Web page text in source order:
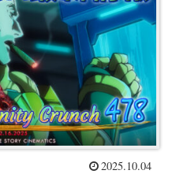
2025.10.04